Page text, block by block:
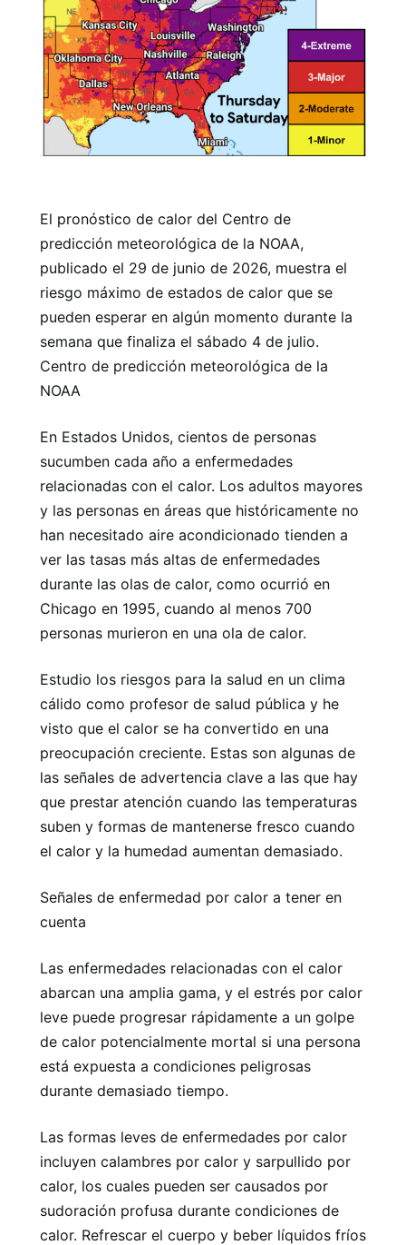
El pronóstico de calor del Centro de
predicción meteorológica de la NOAA,
publicado el 29 de junio de 2026, muestra el
riesgo máximo de estados de calor que se
pueden esperar en algún momento durante la
semana que finaliza el sábado 4 de julio.
Centro de predicción meteorológica de la
NOAA
En Estados Unidos, cientos de personas
sucumben cada año a enfermedades
relacionadas con el calor. Los adultos mayores
y las personas en áreas que históricamente no
han necesitado aire acondicionado tienden a
ver las tasas más altas de enfermedades
durante las olas de calor, como ocurrió en
Chicago en 1995, cuando al menos 700
personas murieron en una ola de calor.
Estudio los riesgos para la salud en un clima
cálido como profesor de salud pública y he
visto que el calor se ha convertido en una
preocupación creciente. Estas son algunas de
las señales de advertencia clave a las que hay
que prestar atención cuando las temperaturas
suben y formas de mantenerse fresco cuando
el calor y la humedad aumentan demasiado.
Señales de enfermedad por calor a tener en
cuenta
Las enfermedades relacionadas con el calor
abarcan una amplia gama, y ​​el estrés por calor
leve puede progresar rápidamente a un golpe
de calor potencialmente mortal si una persona
está expuesta a condiciones peligrosas
durante demasiado tiempo.
Las formas leves de enfermedades por calor
incluyen calambres por calor y sarpullido por
calor, los cuales pueden ser causados ​​por
sudoración profusa durante condiciones de
calor. Refrescar el cuerpo y beber líquidos fríos